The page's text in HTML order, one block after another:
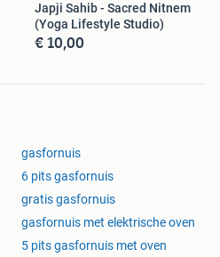
Japji Sahib - Sacred Nitnem
(Yoga Lifestyle Studio)
€ 10,00
gasfornuis
6 pits gasfornuis
gratis gasfornuis
gasfornuis met elektrische oven
5 pits gasfornuis met oven